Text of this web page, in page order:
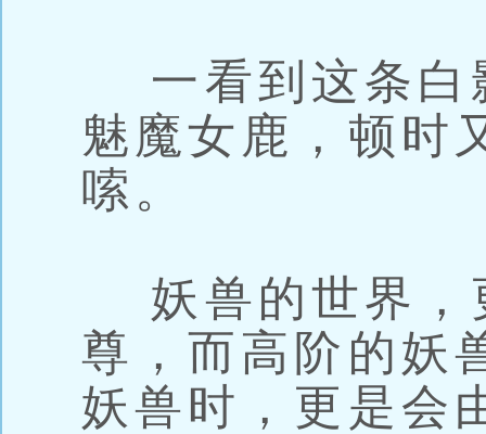
一看到这条白
魅魔女鹿，顿时
嗦。
妖兽的世界，
尊，而高阶的妖
妖兽时，更是会